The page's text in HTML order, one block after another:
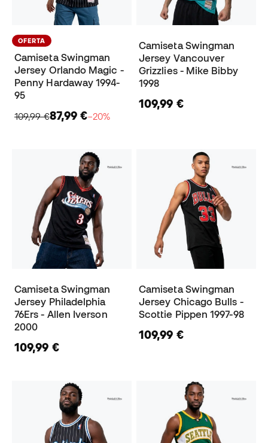
OFERTA
Camiseta Swingman
Jersey Orlando Magic -
Penny Hardaway 1994-
95
109,99 €87,99 €−20%
Camiseta Swingman
Jersey Vancouver
Grizzlies - Mike Bibby
1998
109,99 €
Camiseta Swingman
Jersey Philadelphia
76Ers - Allen Iverson
2000
109,99 €
Camiseta Swingman
Jersey Chicago Bulls -
Scottie Pippen 1997-98
109,99 €